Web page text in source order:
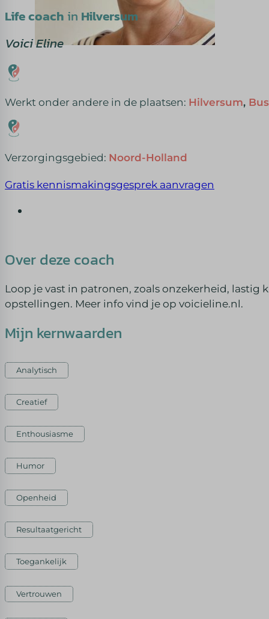
Life coach in Hilversum
Voici Eline
Werkt onder andere in de plaatsen: Hilversum,
Verzorgingsgebied: Noord-Holland
Gratis kennismakingsgesprek aanvragen
Over deze coach
Loop je vast in patronen, zoals onzekerheid, lastig
opstellingen. Meer info vind je op voicieline.nl.
Mijn kernwaarden
Analytisch
Creatief
Enthousiasme
Humor
Openheid
Resultaatgericht
Toegankelijk
Vertrouwen